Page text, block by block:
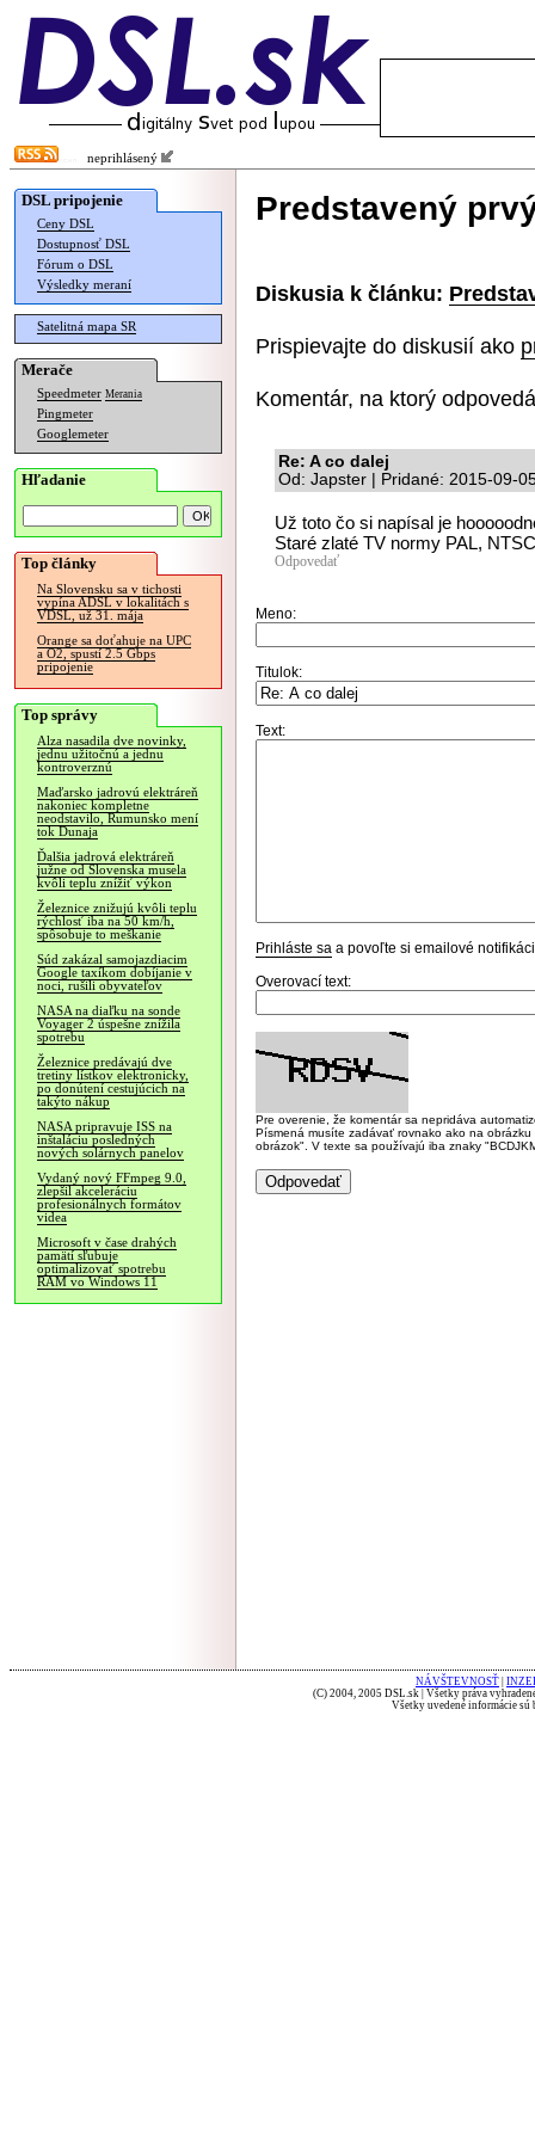
neprihlásený
DSL pripojenie
Ceny DSL
Dostupnosť DSL
Fórum o DSL
Výsledky meraní
Satelitná mapa SR
Merače
Speedmeter Merania
Pingmeter
Googlemeter
Hľadanie
Top články
Na Slovensku sa v tichosti
vypína ADSL v lokalitách s
VDSL, už 31. mája
Orange sa doťahuje na UPC
a O2, spustí 2.5 Gbps
pripojenie
Top správy
Alza nasadila dve novinky,
jednu užitočnú a jednu
kontroverznú
Maďarsko jadrovú elektráreň
nakoniec kompletne
neodstavilo, Rumunsko mení
tok Dunaja
Ďalšia jadrová elektráreň
južne od Slovenska musela
kvôli teplu znížiť výkon
Železnice znižujú kvôli teplu
rýchlosť iba na 50 km/h,
spôsobuje to meškanie
Súd zakázal samojazdiacim
Google taxíkom dobíjanie v
noci, rušili obyvateľov
NASA na diaľku na sonde
Voyager 2 úspešne znížila
spotrebu
Železnice predávajú dve
tretiny lístkov elektronicky,
po donútení cestujúcich na
takýto nákup
NASA pripravuje ISS na
inštaláciu posledných
nových solárnych panelov
Vydaný nový FFmpeg 9.0,
zlepšil akceleráciu
profesionálnych formátov
videa
Microsoft v čase drahých
pamätí sľubuje
optimalizovať spotrebu
RAM vo Windows 11
Predstavený
Diskusia k článku:
Prispievajte do diskusií ako
Komentár, na ktorý
Re: A co dalej
Od: Japster | Pridané: 2015-09-
Už toto čo si napísal je
Staré zlaté TV normy PAL,
Odpovedať
Meno:
Titulok:
Text:
Prihláste sa a povoľte si emailové
Overovací text:
Pre overenie, že komentár sa nepridáva
Písmená musíte zadávať rovnako ako na
obrázok". V texte sa používajú iba znaky
NÁVŠTEVNOSŤ
(C) 2004, 2005 DSL.sk | Všetky práva
Všetky uvedené informácie sú